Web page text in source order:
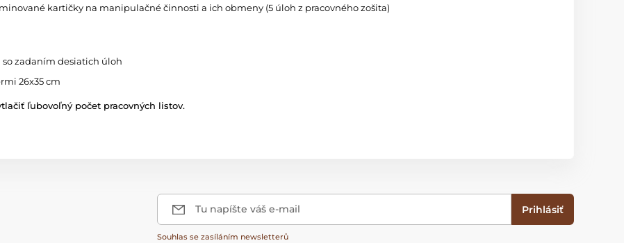
kartičky na manipulačné činnosti a ich obmeny (5 úloh z pracovného zošita)
so zadaním desiatich úloh
26x35 cm
ľubovoľný počet pracovných listov.
Tu napíšte váš e-mail Prihlásiť
Souhlas se zasíláním newsletterů